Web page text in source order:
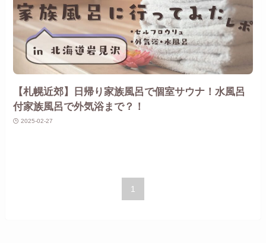
【札幌近郊】日帰り家族風呂で個室サウナ！水風呂
付家族風呂で外気浴まで？！
2025-02-27
1